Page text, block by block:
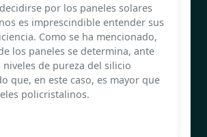
por los paneles solares
es imprescindible entender sus
Como se ha mencionado,
los paneles se determina, ante
de pureza del silicio
que, en este caso, es mayor que
policristalinos.